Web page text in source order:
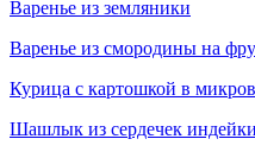
Варенье из земляники
Варенье из смородины на
Курица с картошкой в
Шашлык из сердечек индейки